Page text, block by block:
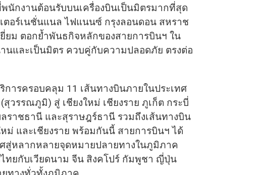
พนักงานต้อนรับบนเครื่องบินเป็นมิตรมากที่สุด
ตอร์เนชั่นแนล ไฟแนนซ์ กรุงลอนดอน สหราช
ยม ตอกย้ำพันธกิจหลักของสายการบินฯ ใน
นและเป็นมิตร ควบคู่กับความปลอดภัย ตรงต่อ
การครอบคลุม 11 เส้นทางบินภายในประเทศ
วรรณภูมิ) สู่ เชียงใหม่ เชียงราย ภูเก็ต กระบี่
าชธานี และสุราษฎร์ธานี รวมถึงเส้นทางบิน
ม่ และเชียงราย พร้อมกันนี้ สายการบินฯ ได้
สู่หลากหลายจุดหมายปลายทางในภูมิภาค
ทยกับเวียดนาม จีน สิงคโปร์ กัมพูชา ญี่ปุ่น